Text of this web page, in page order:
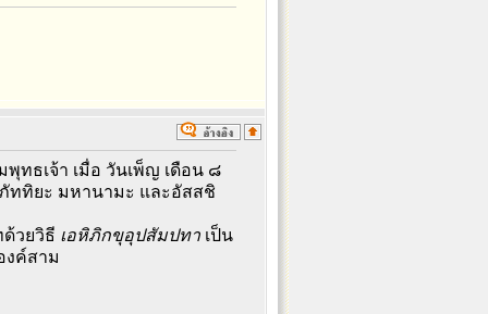
ทธเจ้า เมื่อ วันเพ็ญ เดือน ๘
ทิยะ มหานามะ และอัสสชิ
วยวิธี เอหิภิกขุอุปสัมปทาเป็น
งค์สาม